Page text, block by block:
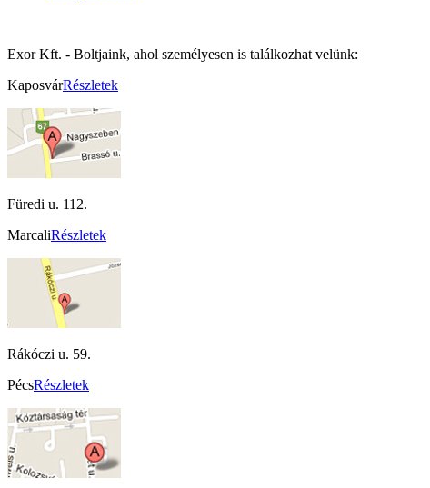
Exor Kft. - Boltjaink, ahol személyesen is találkozhat velünk:
KaposvárRészletek
Füredi u. 112.
MarcaliRészletek
Rákóczi u. 59.
PécsRészletek